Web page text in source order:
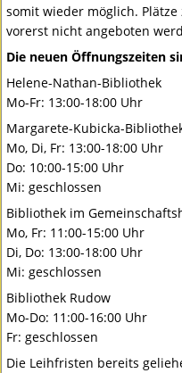
somit wieder möglich.
vorerst nicht angeboten
Die neuen Öffnungszeiten
Helene-Nathan-Bibliothek
Mo-Fr: 13:00-18:00 Uhr
Margarete-Kubicka-
Mo, Di, Fr: 13:00-18:00 Uhr
Do: 10:00-15:00 Uhr
Mi: geschlossen
Bibliothek im
Mo, Fr: 11:00-15:00 Uhr
Di, Do: 13:00-18:00 Uhr
Mi: geschlossen
Bibliothek Rudow
Mo-Do: 11:00-16:00 Uhr
Fr: geschlossen
Die Leihfristen bereits